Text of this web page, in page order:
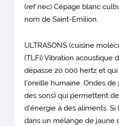
(ref nec) Cépage blanc
nom de Saint-Emilion.
ULTRASONS (cuisine
(TLFi) Vibration acoustique
dépasse 20 000 hertz et
l'oreille humaine. Ondes de
des sons) qui permettent
d'énergie à des aliments.
dans un mélange de jaune